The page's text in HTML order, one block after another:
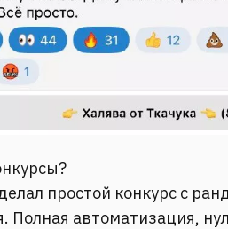
простой конкурс с
Полная автоматизация,